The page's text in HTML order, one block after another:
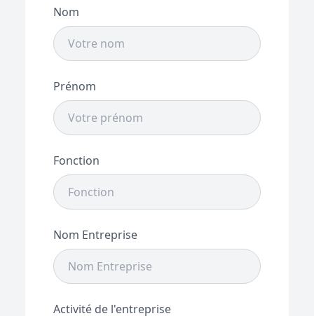
Nom
Prénom
Fonction
Nom Entreprise
Activité de l'entreprise